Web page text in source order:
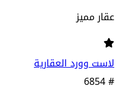
عقار مميز
لاست وورد العقارية
6854#